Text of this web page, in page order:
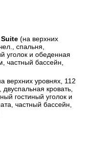
(на верхних
спальня,
уголок и обеденная
частный бассейн,
верхних уровнях, 112
кровать,
гостиный уголок и
частный бассейн,